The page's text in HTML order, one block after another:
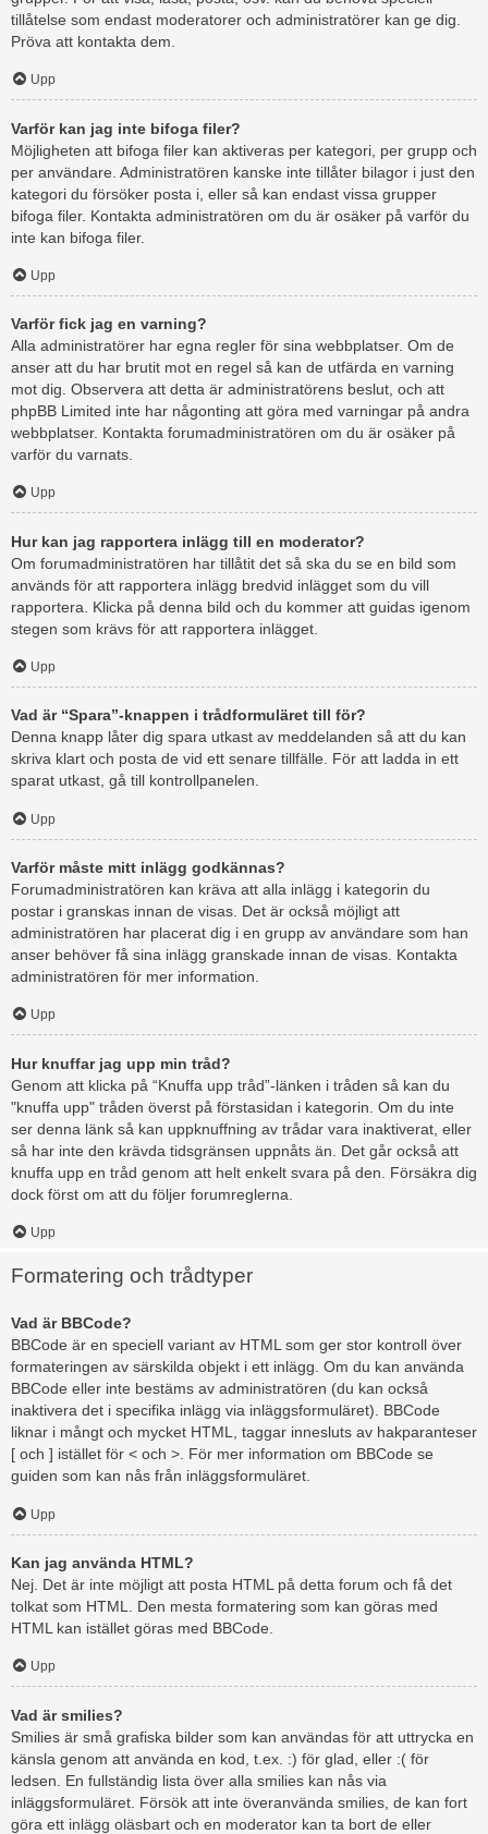
tillåtelse som endast moderatorer och administratörer kan ge dig.
Pröva att kontakta dem.
Upp
Varför kan jag inte bifoga filer?
Möjligheten att bifoga filer kan aktiveras per kategori, per grupp och
per användare. Administratören kanske inte tillåter bilagor i just den
kategori du försöker posta i, eller så kan endast vissa grupper
bifoga filer. Kontakta administratören om du är osäker på varför du
inte kan bifoga filer.
Upp
Varför fick jag en varning?
Alla administratörer har egna regler för sina webbplatser. Om de
anser att du har brutit mot en regel så kan de utfärda en varning
mot dig. Observera att detta är administratörens beslut, och att
phpBB Limited inte har någonting att göra med varningar på andra
webbplatser. Kontakta forumadministratören om du är osäker på
varför du varnats.
Upp
Hur kan jag rapportera inlägg till en moderator?
Om forumadministratören har tillåtit det så ska du se en bild som
används för att rapportera inlägg bredvid inlägget som du vill
rapportera. Klicka på denna bild och du kommer att guidas igenom
stegen som krävs för att rapportera inlägget.
Upp
Vad är “Spara”-knappen i trådformuläret till för?
Denna knapp låter dig spara utkast av meddelanden så att du kan
skriva klart och posta de vid ett senare tillfälle. För att ladda in ett
sparat utkast, gå till kontrollpanelen.
Upp
Varför måste mitt inlägg godkännas?
Forumadministratören kan kräva att alla inlägg i kategorin du
postar i granskas innan de visas. Det är också möjligt att
administratören har placerat dig i en grupp av användare som han
anser behöver få sina inlägg granskade innan de visas. Kontakta
administratören för mer information.
Upp
Hur knuffar jag upp min tråd?
Genom att klicka på “Knuffa upp tråd”-länken i tråden så kan du
"knuffa upp" tråden överst på förstasidan i kategorin. Om du inte
ser denna länk så kan uppknuffning av trådar vara inaktiverat, eller
så har inte den krävda tidsgränsen uppnåts än. Det går också att
knuffa upp en tråd genom att helt enkelt svara på den. Försäkra dig
dock först om att du följer forumreglerna.
Upp
Formatering och trådtyper
Vad är BBCode?
BBCode är en speciell variant av HTML som ger stor kontroll över
formateringen av särskilda objekt i ett inlägg. Om du kan använda
BBCode eller inte bestäms av administratören (du kan också
inaktivera det i specifika inlägg via inläggsformuläret). BBCode
liknar i mångt och mycket HTML, taggar innesluts av hakparanteser
[ och ] istället för < och >. För mer information om BBCode se
guiden som kan nås från inläggsformuläret.
Upp
Kan jag använda HTML?
Nej. Det är inte möjligt att posta HTML på detta forum och få det
tolkat som HTML. Den mesta formatering som kan göras med
HTML kan istället göras med BBCode.
Upp
Vad är smilies?
Smilies är små grafiska bilder som kan användas för att uttrycka en
känsla genom att använda en kod, t.ex. :) för glad, eller :( för
ledsen. En fullständig lista över alla smilies kan nås via
inläggsformuläret. Försök att inte överanvända smilies, de kan fort
göra ett inlägg oläsbart och en moderator kan ta bort de eller